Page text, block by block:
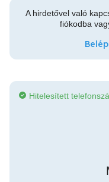
A hirdetővel való
fiókodba
Hitelesített